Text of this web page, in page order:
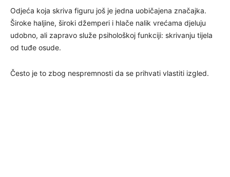
Odjeća koja skriva figuru još je jedna uobičajena značajka.
Široke haljine, široki džemperi i hlače nalik vrećama djeluju
udobno, ali zapravo služe psihološkoj funkciji: skrivanju tijela
od tuđe osude.
Često je to zbog nespremnosti da se prihvati vlastiti izgled.